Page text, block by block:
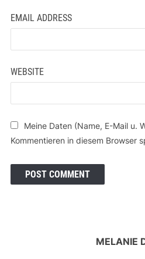
EMAIL ADDRESS
WEBSITE
Meine Daten (Name, E-Mail u.
Kommentieren in diesem Browser
MELANIE